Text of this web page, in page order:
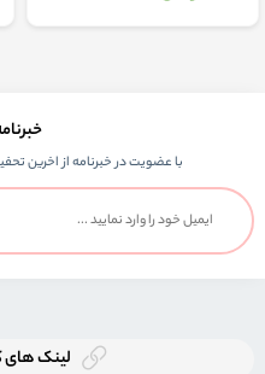
با عضویت در خبرنامه از اخرین
لینک های